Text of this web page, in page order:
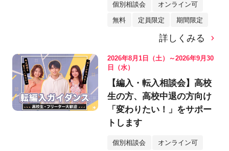
個別相談会 オンライン可
無料 定員限定 期間限定
詳しくみる
2026年8月1日（土）～2026年9月30
日（水）
【編入・転入相談会】高校
生の方、高校中退の方向け
「変わりたい！」をサポー
トします
個別相談会 オンライン可